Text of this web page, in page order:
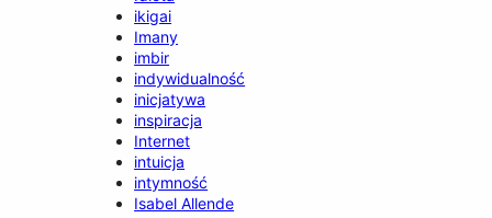
ikigai
Imany
imbir
indywidualność
inicjatywa
inspiracja
Internet
intuicja
intymność
Isabel Allende